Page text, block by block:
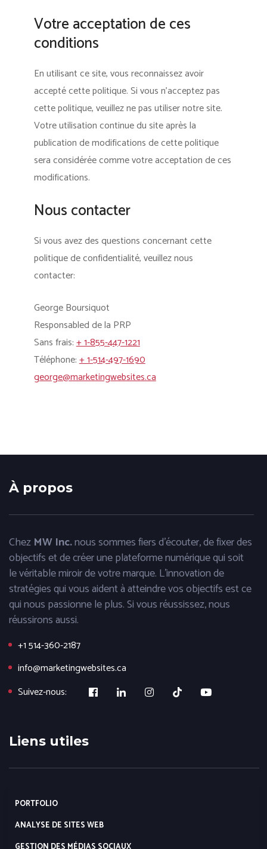
Votre acceptation de ces
conditions
En utilisant ce site, vous reconnaissez avoir
accepté cette politique. Si vous n’acceptez pas
cette politique, veuillez ne pas utiliser notre site.
Votre utilisation continue du site après la
publication de modifications de cette politique
sera considérée comme votre acceptation de ces
modifications.
Nous contacter
Si vous avez des questions concernant cette
politique de confidentialité, veuillez nous
contacter:
George Boursiquot
Responsabled de la PRP
Sans frais:+ 1-855-447-1221
Téléphone:+ 1-514-497-1690
george@marketingwebsites.ca
À propos
Chez MW Inc.nous sommes fiers d'écouter, de fixer des
objectifs et de créer une plateforme numérique qui soit
le véritable miroir de votre marque. L'innovation de
stratégies qui vous aident à atteindre vos objectifs est ce
qui nous passionne le plus. Si vous réussissez, nous
réussirons aussi.
+1 514-360-2187
info@marketingwebsites.ca
Suivez-nous:
Liens utiles
PORTFOLIO
ANALYSE DE SITES WEB